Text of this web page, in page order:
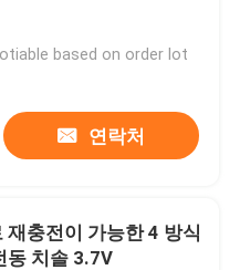
based on order lot
연락처
재충전이 가능한 4 방식
동 치솔 3.7V